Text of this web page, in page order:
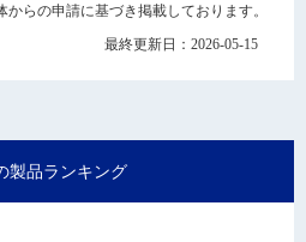
らの申請に基づき掲載しております。
最終更新日：2026-05-15
製品ランキング